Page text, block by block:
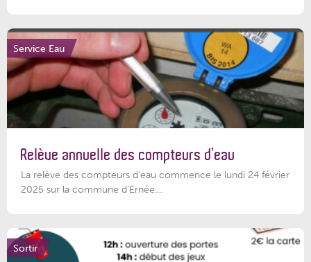
Service Eau
Relève annuelle des compteurs d’eau
La relève des compteurs d'eau commence le lundi 24 février
2025 sur la commune d’Ernée....
Sortir